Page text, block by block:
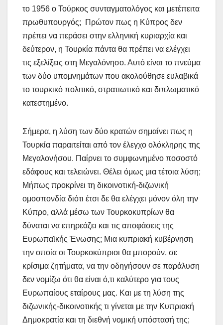
το 1956 ο Τούρκος συνταγματολόγος και μετέπειτα
πρωθυπουργός; Πρώτον πως η Κύπρος δεν
πρέπει να περάσει στην ελληνική κυριαρχία και
δεύτερον, η Τουρκία πάντα θα πρέπει να ελέγχει
τις εξελίξεις στη Μεγαλόνησο. Αυτό είναι το πνεύμα
των δύο υπομνημάτων που ακολούθησε ευλαβικά
το τουρκικό πολιτικό, στρατιωτικό και διπλωματικό
κατεστημένο.
Σήμερα, η λύση των δύο κρατών σημαίνει πως η
Τουρκία παραιτείται από τον έλεγχο ολόκληρης της
Μεγαλονήσου. Παίρνει το συμφωνημένο ποσοστό
εδάφους και τελειώνει. Θέλει όμως μια τέτοια λύση;
Μήπως προκρίνει τη δικοινοτική-διζωνική
ομοσπονδία διότι έτσι δε θα ελέγχει μόνον όλη την
Κύπρο, αλλά μέσω των Τουρκοκυπρίων θα
δύναται να επηρεάζει και τις αποφάσεις της
Ευρωπαϊκής Ένωσης; Μια κυπριακή κυβέρνηση
την οποία οι Τουρκοκύπριοι θα μπορούν, σε
κρίσιμα ζητήματα, να την οδηγήσουν σε παράλυση
δεν νομίζω ότι θα είναι ό,τι καλύτερο για τους
Ευρωπαίους εταίρους μας. Και με τη λύση της
διζωνικής-δικοινοτικής τι γίνεται με την Κυπριακή
Δημοκρατία και τη διεθνή νομική υπόστασή της;